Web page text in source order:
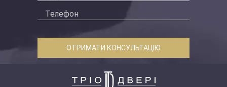
ОТРИМАТИ КОНСУЛЬТАЦІЮ